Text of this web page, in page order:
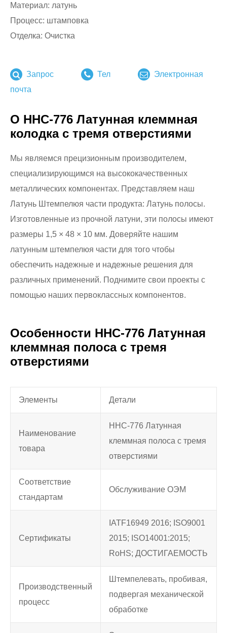
Материал: латунь
Процесс: штамповка
Отделка: Очистка
Запрос Тел
Электронная
почта
О HHC-776 Латунная клеммная
колодка с тремя отверстиями
Мы являемся прецизионным производителем,
специализирующимся на высококачественных
металлических компонентах. Представляем наш
Латунь Штемпелюя части продукта: Латунь полосы.
Изготовленные из прочной латуни, эти полосы имеют
размеры 1,5 × 48 × 10 мм. Доверяйте нашим
латунным штемпелюя части для того чтобы
обеспечить надежные и надежные решения для
различных применений. Поднимите свои проекты с
помощью наших первоклассных компонентов.
Особенности HHC-776 Латунная
клеммная полоса с тремя
отверстиями
Элементы Детали
Наименование
товара
HHC-776 Латунная
клеммная полоса с тремя
отверстиями
Соответствие
стандартам
Обслуживание ОЭМ
Сертификаты
IATF16949 2016; ISO9001
2015; ISO14001:2015;
RoHS; ДОСТИГАЕМОСТЬ
Производственный
процесс
Штемпелевать, пробивая,
подвергая механической
обработке